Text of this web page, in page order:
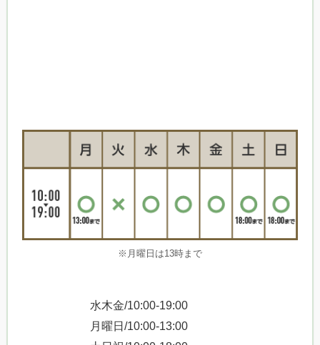
※月曜日は13時まで
水木金/10:00-19:00
月曜日/10:00-13:00